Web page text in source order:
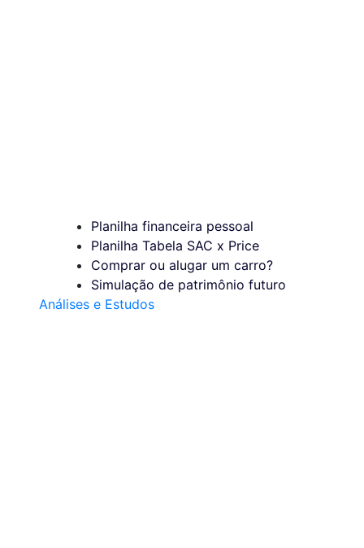
Planilha financeira pessoal
Planilha Tabela SAC x Price
Comprar ou alugar um carro?
Simulação de patrimônio futuro
Análises e Estudos